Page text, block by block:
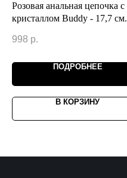
Розовая анальная цепочка с
кристаллом Buddy - 17,7 см.
998 р.
ПОДРОБНЕЕ
В КОРЗИНУ